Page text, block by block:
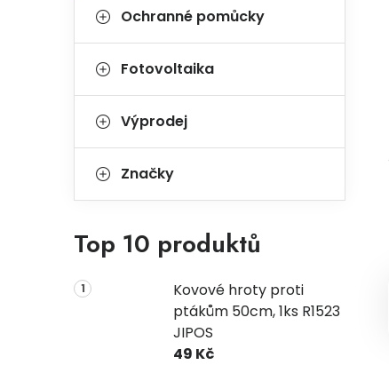
Ochranné pomůcky
Fotovoltaika
Výprodej
Značky
Top 10 produktů
Kovové hroty proti
ptákům 50cm, 1ks R1523
JIPOS
49 Kč